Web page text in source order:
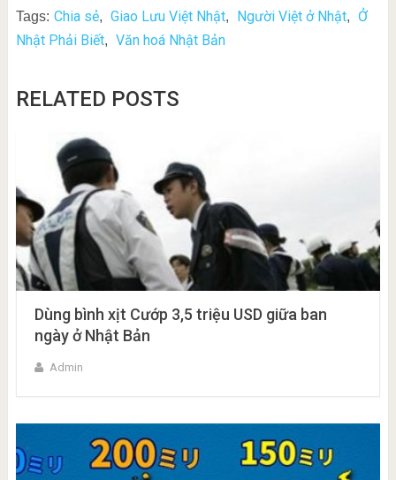
Tags: Chia sẻ, Giao Lưu Việt Nhật, Người Việt ở Nhật, Ở
Nhật Phải Biết, Văn hoá Nhật Bản
RELATED POSTS
Dùng bình xịt Cướp 3,5 triệu USD giữa ban
ngày ở Nhật Bản
Admin